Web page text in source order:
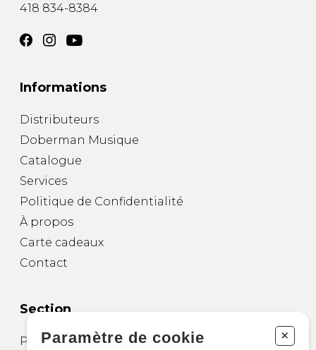
418 834-8384
Informations
Distributeurs
Doberman Musique
Catalogue
Services
Politique de Confidentialité
À propos
Carte cadeaux
Contact
Section
Partitions pour guitare
Paramètre de cookie +